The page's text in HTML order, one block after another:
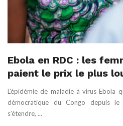
Ebola en RDC : les
paient le prix le plus
L’épidémie de maladie à virus Ebola
démocratique du Congo depuis
s’étendre, ...